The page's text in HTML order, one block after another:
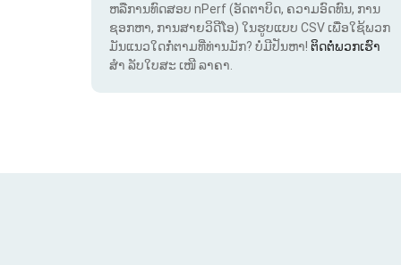
ຫລືການທົດສອບ nPerf (ອັດຕາບິດ, ຄວາມອົດທົນ, ການ
ຊອກຫາ, ການສາຍວິດີໂອ) ໃນຮູບແບບ CSV ເພື່ອໃຊ້ພວກ
ມັນແນວໃດກໍ່ຕາມທີ່ທ່ານມັກ? ບໍ່ມີປັນຫາ! ຕິດຕໍ່ພວກເຮົາ
ສຳ ລັບໃບສະ ເໜີ ລາຄາ.